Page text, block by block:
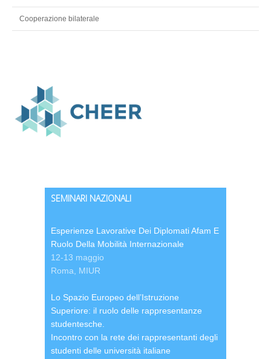
Cooperazione bilaterale
SEMINARI NAZIONALI
Esperienze Lavorative Dei Diplomati Afam E
Ruolo Della Mobilità Internazionale
12-13 maggio
Roma, MIUR
Lo Spazio Europeo dell’Istruzione
Superiore: il ruolo delle rappresentanze
studentesche.
Incontro con la rete dei rappresentanti degli
studenti delle università italiane